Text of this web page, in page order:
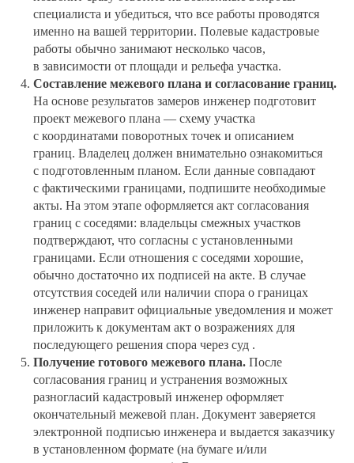
специалиста и убедиться, что все работы проводятся
именно на вашей территории. Полевые кадастровые
работы обычно занимают несколько часов,
в зависимости от площади и рельефа участка.
Составление межевого плана и согласование границ.
На основе результатов замеров инженер подготовит
проект межевого плана — схему участка
с координатами поворотных точек и описанием
границ. Владелец должен внимательно ознакомиться
с подготовленным планом. Если данные совпадают
с фактическими границами, подпишите необходимые
акты. На этом этапе оформляется акт согласования
границ с соседями: владельцы смежных участков
подтверждают, что согласны с установленными
границами. Если отношения с соседями хорошие,
обычно достаточно их подписей на акте. В случае
отсутствия соседей или наличии спора о границах
инженер направит официальные уведомления и может
приложить к документам акт о возражениях для
последующего решения спора через суд .
Получение готового межевого плана. После
согласования границ и устранения возможных
разногласий кадастровый инженер оформляет
окончательный межевой план. Документ заверяется
электронной подписью инженера и выдается заказчику
в установленном формате (на бумаге и/или